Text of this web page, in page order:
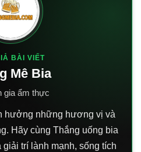
BÀI VIẾT
Mê Bia
gia ẩm thực
hưởng những hương vị và
Hãy cùng Thắng uống bia
trí lành mạnh, sống tích